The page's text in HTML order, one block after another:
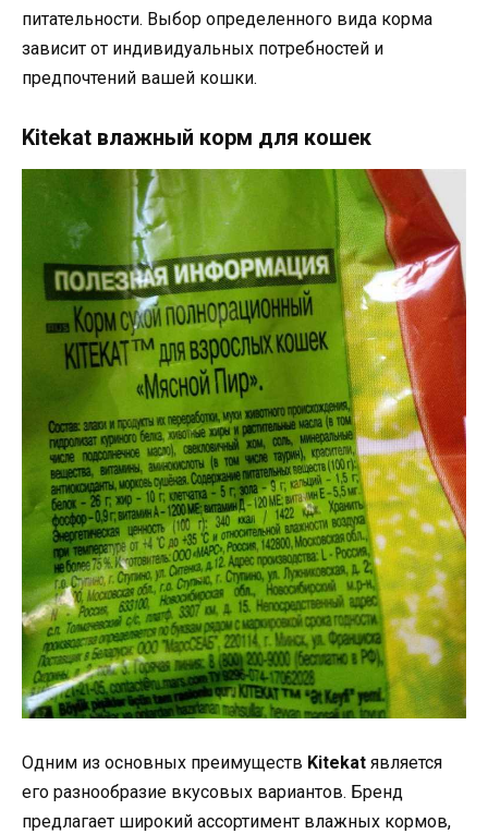
питательности. Выбор определенного вида корма
зависит от индивидуальных потребностей и
предпочтений вашей кошки.
Kitekat влажный корм для кошек
Одним из основных преимуществ Kitekat является
его разнообразие вкусовых вариантов. Бренд
предлагает широкий ассортимент влажных кормов,